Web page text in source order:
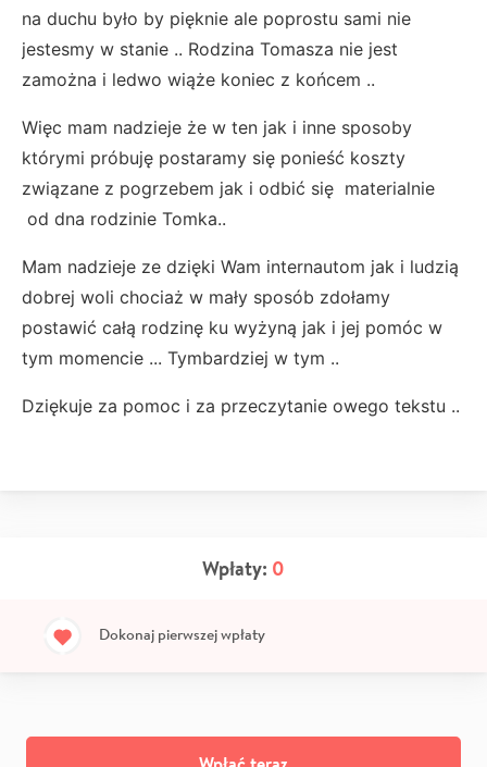
na duchu było by pięknie ale poprostu sami nie
jestesmy w stanie .. Rodzina Tomasza nie jest
zamożna i ledwo wiąże koniec z końcem ..
Więc mam nadzieje że w ten jak i inne sposoby
którymi próbuję postaramy się ponieść koszty
związane z pogrzebem jak i odbić się materialnie
od dna rodzinie Tomka..
Mam nadzieje ze dzięki Wam internautom jak i ludzią
dobrej woli chociaż w mały sposób zdołamy
postawić całą rodzinę ku wyżyną jak i jej pomóc w
tym momencie ... Tymbardziej w tym ..
Dziękuje za pomoc i za przeczytanie owego tekstu ..
Wpłaty: 0
Dokonaj pierwszej wpłaty